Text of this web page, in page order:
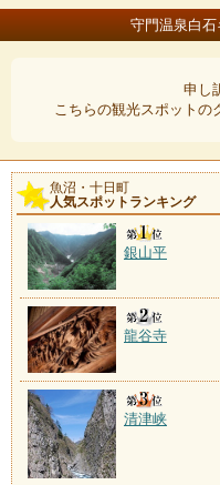
守門温泉白
申し
こちらの観光スポットの
魚沼・十日町
人気スポットランキング
銀山平
龍谷寺
清津峡